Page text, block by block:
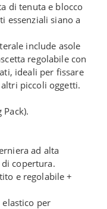
di tenuta e blocco
essenziali siano a
include asole
regolabile con
ideali per fissare
piccoli oggetti.
ad alta
copertura.
e regolabile +
elastico per